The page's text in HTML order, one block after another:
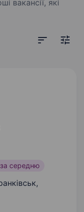
вакансії, які
середню